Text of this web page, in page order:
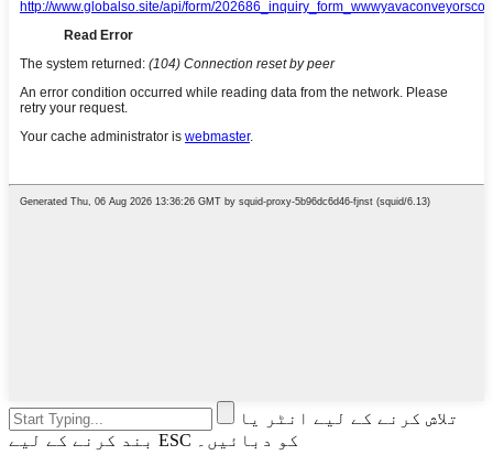
تلاش کرنے کے لیے انٹر یا
بند کرنے کے لیے ESC کو دبائیں۔